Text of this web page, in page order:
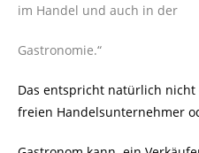
im Handel und auch in der
Gastronomie.“
Das entspricht natürlich
freien Handelsunternehmer